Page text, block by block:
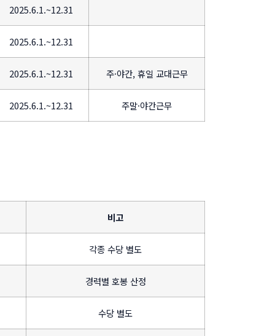
2025.6.1.~12.31
2025.6.1.~12.31
2025.6.1.~12.31 주·야간, 휴일 교대근무
2025.6.1.~12.31 주말·야간근무
비고
각종 수당 별도
경력별 호봉 산정
수당 별도